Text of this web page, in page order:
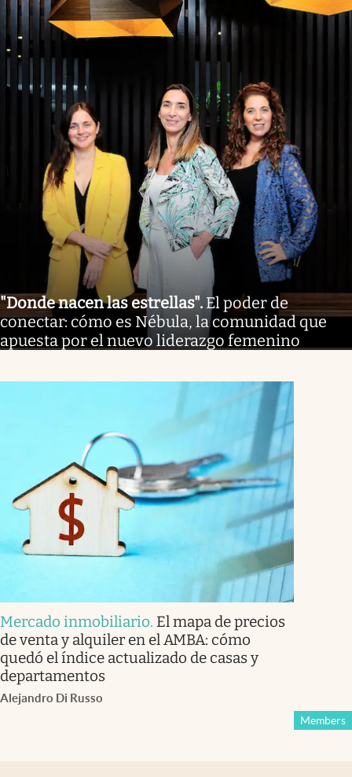
"Donde nacen las estrellas". El poder de
conectar: cómo es Nébula, la comunidad que
apuesta por el nuevo liderazgo femenino
Mercado inmobiliario. El mapa de precios
de venta y alquiler en el AMBA: cómo
quedó el índice actualizado de casas y
departamentos
Alejandro Di Russo
Members